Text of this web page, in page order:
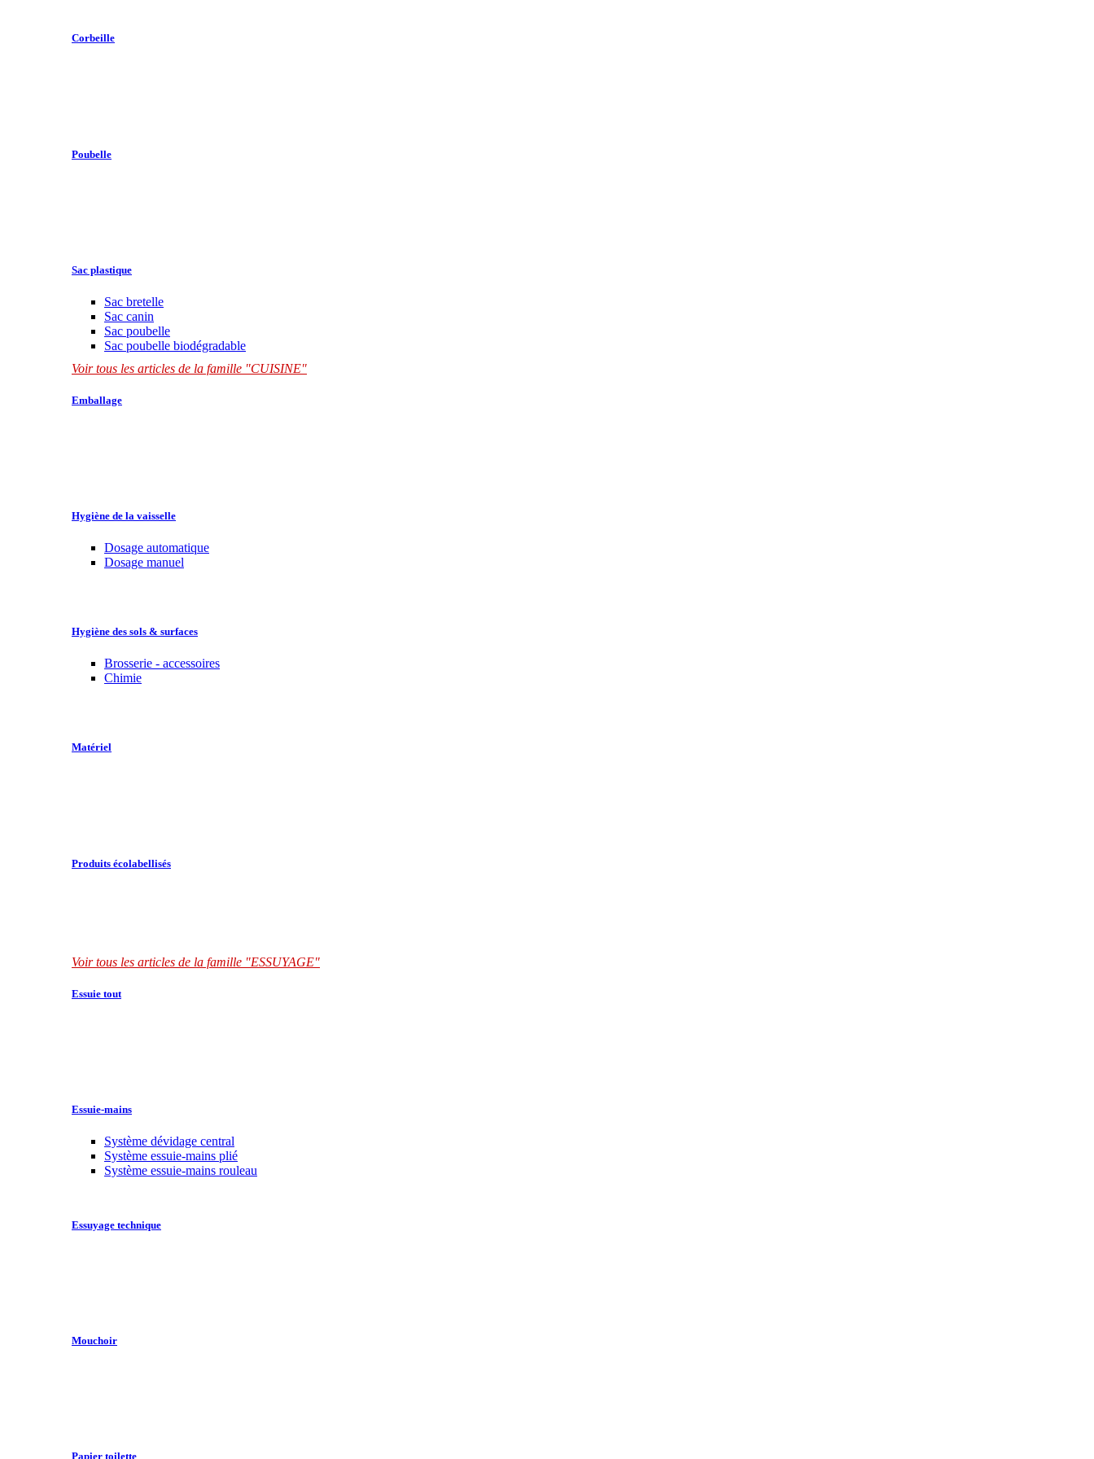
Corbeille
Poubelle
Sac plastique
Sac bretelle
Sac canin
Sac poubelle
Sac poubelle biodégradable
Voir tous les articles de la famille "CUISINE"
Emballage
Hygiène de la vaisselle
Dosage automatique
Dosage manuel
Hygiène des sols & surfaces
Brosserie - accessoires
Chimie
Matériel
Produits écolabellisés
Voir tous les articles de la famille "ESSUYAGE"
Essuie tout
Essuie-mains
Système dévidage central
Système essuie-mains plié
Système essuie-mains rouleau
Essuyage technique
Mouchoir
Papier toilette